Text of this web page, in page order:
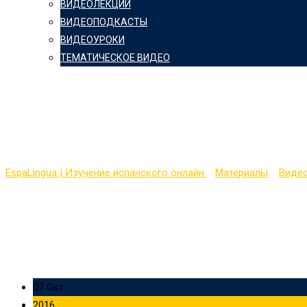
ВИДЕОЛЕКЦИИ
ВИДЕОПОДКАСТЫ
ВИДЕОУРОКИ
ТЕМАТИЧЕСКОЕ ВИДЕО
EspaLingua | Изучение испанского онлайн Материалы
07 Окт